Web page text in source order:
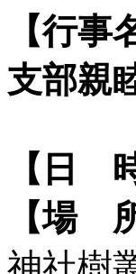
【行事
支部親
【日
【場